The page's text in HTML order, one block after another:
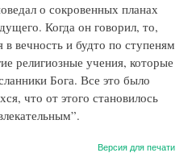
о сокровенных планах
Когда он говорил, то,
в вечность и будто по ступеням
религиозные учения, которые
Бога. Все это было
что от этого становилось
Версия для печати